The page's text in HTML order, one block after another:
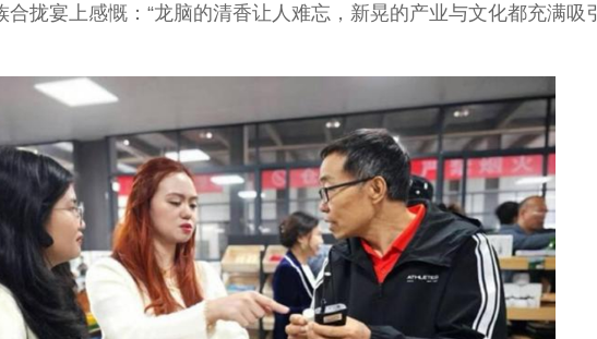
合拢宴上感慨：“龙脑的清香让人难忘，新晃的产业与文化都充满吸引